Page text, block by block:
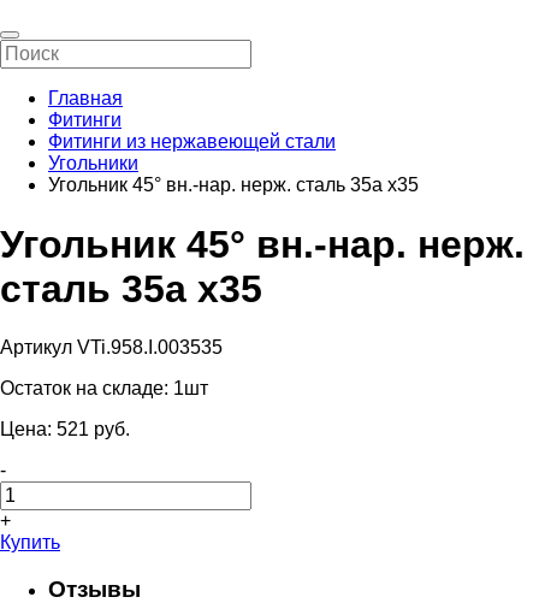
Главная
Фитинги
Фитинги из нержавеющей стали
Угольники
Угольник 45° вн.-нар. нерж. сталь 35а х35
Угольник 45° вн.-нар. нерж.
сталь 35а х35
Артикул VTi.958.I.003535
Остаток на складе: 1шт
Цена: 521 pуб.
-
+
Купить
Отзывы